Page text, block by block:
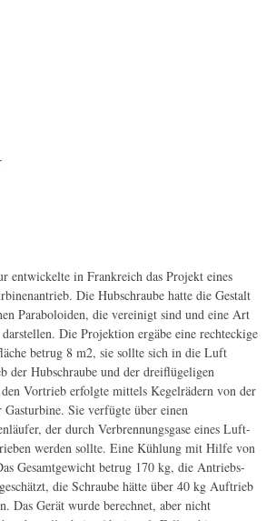
entwickelte in Frankreich das Projekt eines
Die Hubschraube hatte die Gestalt
Paraboloiden, die vereinigt sind und eine Art
Die Projektion ergäbe eine rechteckige
betrug 8 m2, sie sollte sich in die Luft
der Hubschraube und der dreiflügeligen
Vortrieb erfolgte mittels Kegelrädern von der
Sie verfügte über einen
der durch Verbrennungsgase eines Luft-
werden sollte. Eine Kühlung mit Hilfe von
Gesamtgewicht betrug 170 kg, die Antriebs-
die Schraube hätte über 40 kg Auftrieb
Das Gerät wurde berechnet, aber nicht